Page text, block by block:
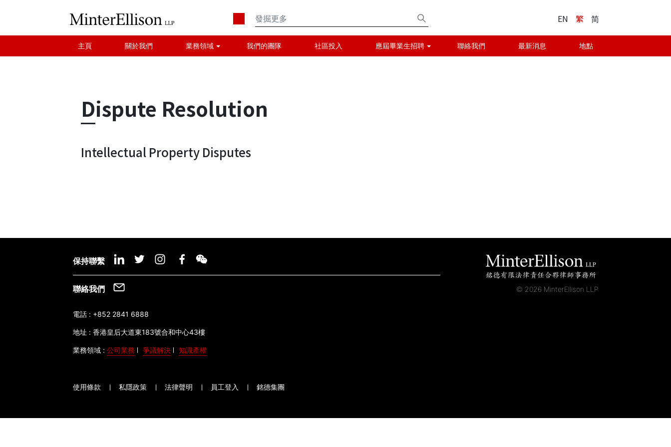
EN 繁 简
主頁 關於我們 業務領域 我們的團隊 社區投入 應屆畢業生招聘 聯絡我們 最新消息 地點
Dispute Resolution
Intellectual Property Disputes
© 2026 MinterEllison LLP
保持聯繫
聯絡我們
電話 : +852 2841 6888
地址 :香港皇后大道東183號合和中心43樓
業務領域 : 公司業務 爭議解決 知識產權
使用條款 私隱政策 法律聲明 員工登入 銘德集團